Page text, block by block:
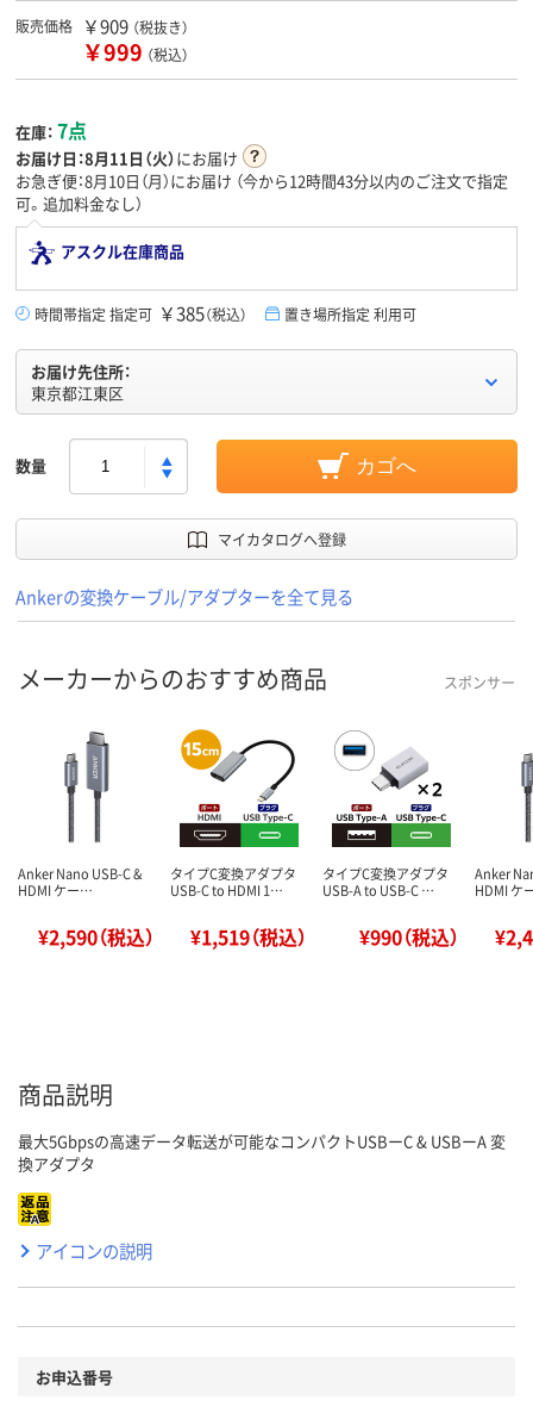
販売価格 ￥909 （税抜き）
￥999 （税込）
在庫： 7点
お届け日：8月11日（火）にお届け
お急ぎ便：8月10日（月）にお届け （今から12時間43分以内のご注文で指定
可。追加料金なし）
アスクル在庫商品
時間帯指定 指定可 ￥385（税込） 置き場所指定 利用可
お届け先住所：
東京都江東区
数量 カゴへ
マイカタログへ登録
Ankerの変換ケーブル/アダプターを全て見る
メーカーからのおすすめ商品 スポンサー
Anker Nano USB-C &
HDMI ケー…
¥2,590（税込）
タイプC変換アダプタ
USB-C to HDMI 1…
¥1,519（税込）
タイプC変換アダプタ
USB-A to USB-C …
¥990（税込）
Anker
HDMI ケ
商品説明
最大5Gbpsの高速データ転送が可能なコンパクトUSBーC & USBーA 変
換アダプタ
アイコンの説明
お申込番号